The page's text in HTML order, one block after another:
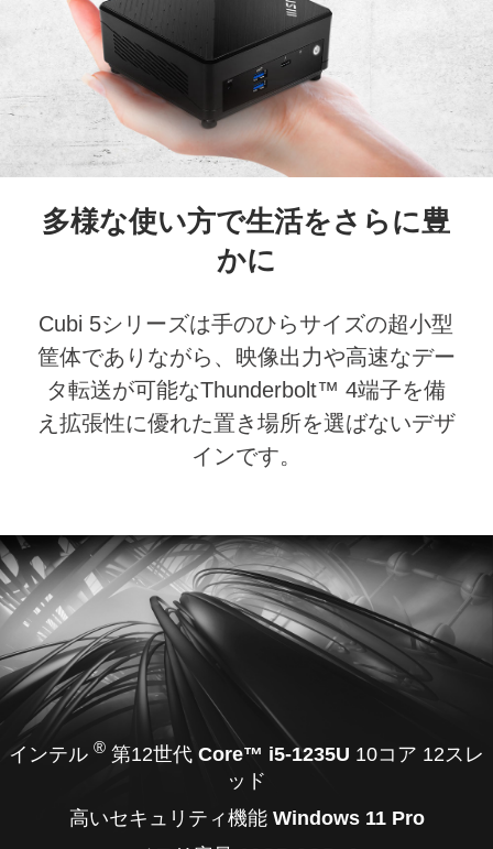
多様な使い方で生活をさらに豊
かに
Cubi 5シリーズは手のひらサイズの超小型
筐体でありながら、映像出力や高速なデー
タ転送が可能なThunderbolt™ 4端子を備
え拡張性に優れた置き場所を選ばないデザ
インです。
インテル ® 第12世代 Core™ i5-1235U 10コア 12スレ
ッド
高いセキュリティ機能 Windows 11 Pro